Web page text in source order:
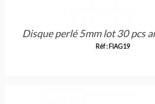
Disque perlé 5mm lot 30 pcs
Réf : FIAG19